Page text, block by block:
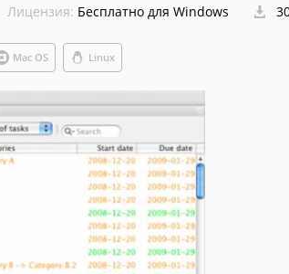
Лицензия: Бесплатно для Windows
Mac OS Linux